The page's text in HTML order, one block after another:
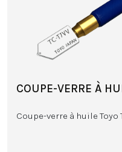
COUPE-VERRE À
Coupe-verre à huile Toyo